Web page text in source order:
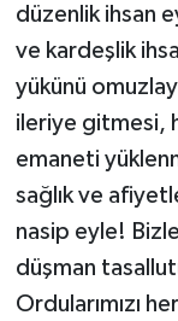
düzenlik ihsan
ve kardeşlik
yükünü
ileriye gitmesi,
emaneti
sağlık ve
nasip eyle!
düşman
Ordularımızı